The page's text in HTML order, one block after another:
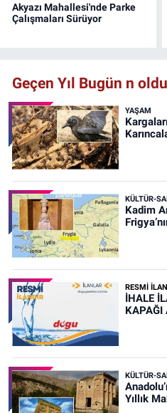
Akyazı Mahallesi'nde Parke
Çalışmaları Sürüyor
Geçen Yıl Bugün n oldu
YAŞAM
KÜLTÜR-
Kadim
RESMİ İLAN
İHALE
KAPAĞI
KÜLTÜR-
Yıllık